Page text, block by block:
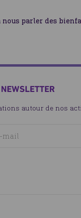
parler des
autour de nos